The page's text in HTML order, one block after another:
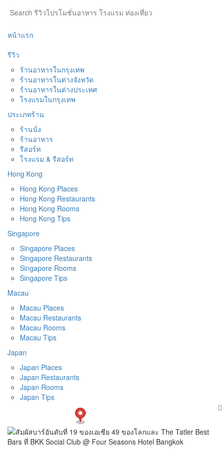
หน้าแรก
รีวิว
ร้านอาหารในกรุงเทพ
ร้านอาหารในต่างจังหวัด
ร้านอาหารในต่างประเทศ
โรงแรมในกรุงเทพ
ประเภทร้าน
ร้านนั่ง
ร้านอาหาร
รีสอร์ท
โรงแรม & รีสอร์ท
Hong Kong
Hong Kong Places
Hong Kong Restaurants
Hong Kong Rooms
Hong Kong Tips
Singapore
Singapore Places
Singapore Restaurants
Singapore Rooms
Singapore Tips
Macau
Macau Places
Macau Restaurants
Macau Rooms
Macau Tips
Japan
Japan Places
Japan Restaurants
Japan Rooms
Japan Tips